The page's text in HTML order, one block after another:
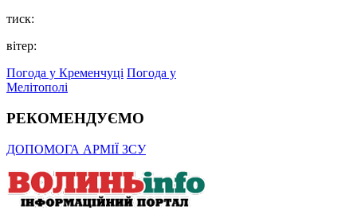
тиск:
вітер:
Погода у Кременчуці Погода у
Мелітополі
РЕКОМЕНДУЄМО
ДОПОМОГА АРМІЇ ЗСУ